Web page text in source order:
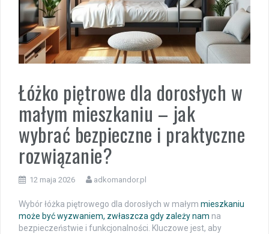
Łóżko piętrowe dla dorosłych w
małym mieszkaniu – jak
wybrać bezpieczne i praktyczne
rozwiązanie?
12 maja 2026 adkomandor.pl
Wybór łóżka piętrowego dla dorosłych w małym mieszkaniu
może być wyzwaniem, zwłaszcza gdy zależy nam na
bezpieczeństwie i funkcjonalności. Kluczowe jest, aby